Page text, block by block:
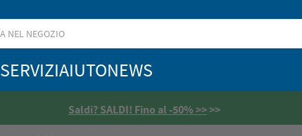
SERVIZIAIUTONEWS
Saldi? SALDI! Fino al -50% >>>>